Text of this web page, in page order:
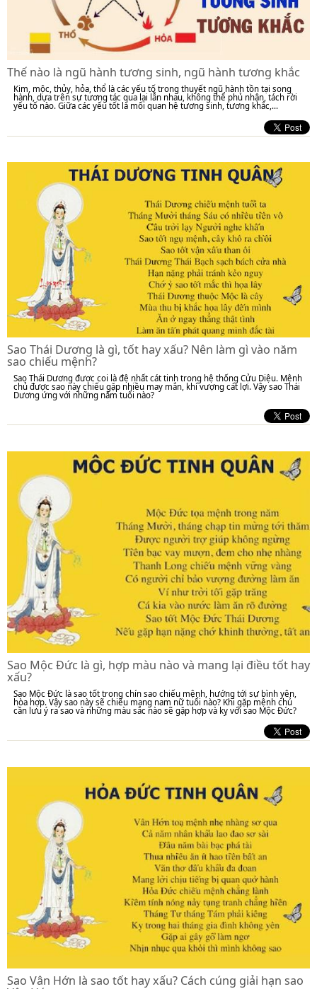
Thế nào là ngũ hành tương sinh, ngũ hành tương khắc
Kim, mộc, thủy, hỏa, thổ là các yếu tố trong thuyết ngũ hành tồn tại song
hành, dựa trên sự tương tác qua lại lẫn nhau, không thể phủ nhận, tách rời
yếu tố nào. Giữa các yếu tốt là mối quan hệ tương sinh, tương khắc,...
Sao Thái Dương là gì, tốt hay xấu? Nên làm gì vào năm
sao chiếu mệnh?
Sao Thái Dương được coi là đệ nhất cát tinh trong hệ thống Cửu Diệu. Mệnh
chủ được sao này chiếu gặp nhiều may mắn, khí vượng cát lợi. Vậy sao Thái
Dương ứng với những năm tuổi nào?
Sao Mộc Đức là gì, hợp màu nào và mang lại điều tốt hay
xấu?
Sao Mộc Đức là sao tốt trong chín sao chiếu mệnh, hướng tới sự bình yên,
hòa hợp. Vậy sao này sẽ chiếu mạng nam nữ tuổi nào? Khi gặp mệnh chủ
cần lưu ý ra sao và những màu sắc nào sẽ gặp hợp và kỵ với sao Mộc Đức?
Sao Vân Hớn là sao tốt hay xấu? Cách cúng giải hạn sao